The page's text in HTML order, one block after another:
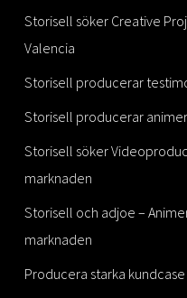
Storisell söker Creative
Valencia
Storisell producerar
Storisell producerar
Storisell söker
marknaden
Storisell och adjoe –
marknaden
Producera starka